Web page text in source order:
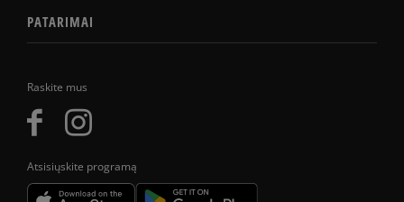
Raskite mus
Atsisiųskite programą
PATARIMAI